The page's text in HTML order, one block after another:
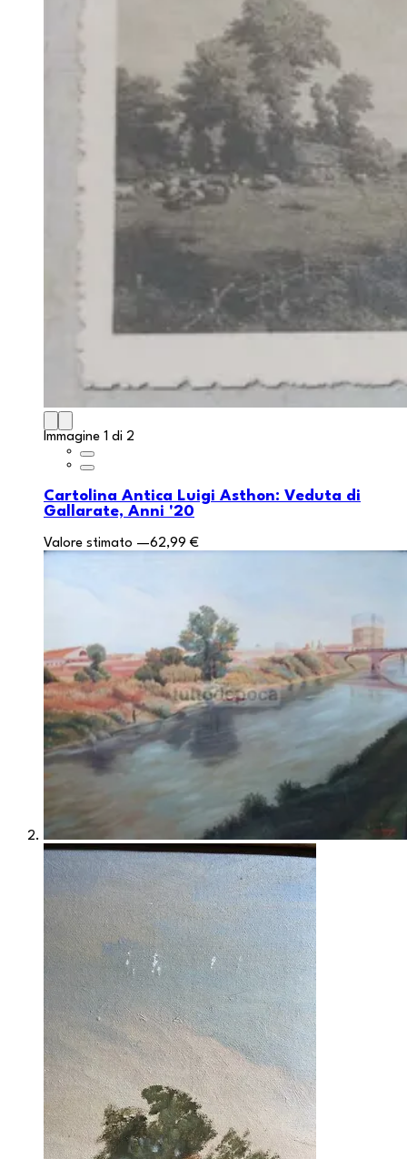
Immagine 1 di 2
Cartolina Antica Luigi Asthon: Veduta di
Gallarate, Anni '20
Valore stimato —62,99 €